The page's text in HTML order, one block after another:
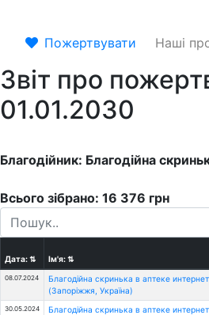
Пожертвувати Наші
Звіт про
01.01.2030
Благодійник: Благодійна
Всього зібрано: 16 376 грн
Дата:⇅ Ім'я:⇅
08.07.2024
Благодійна скринька в аптеке
(Запоріжжя, Україна)
30.05.2024
Благодійна скринька в аптеке